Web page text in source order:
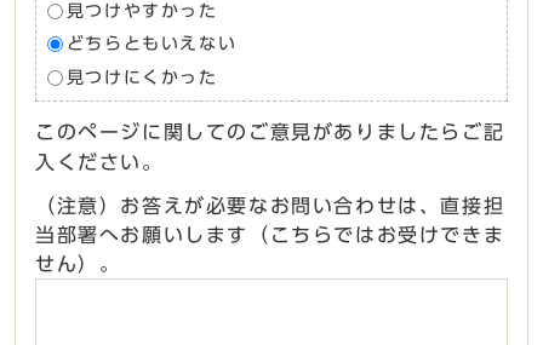
見つけやすかった
どちらともいえない
見つけにくかった
このページに関してのご意見がありましたらご記
入ください。
（注意）お答えが必要なお問い合わせは、直接担
当部署へお願いします（こちらではお受けできま
せん）。